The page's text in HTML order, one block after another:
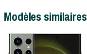
Modèles similaires